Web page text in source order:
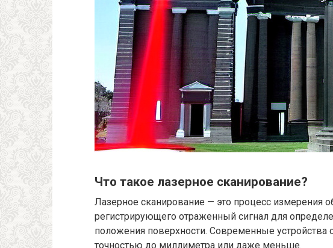
Что такое лазерное сканирование?
Лазерное сканирование — это процесс измерения
регистрирующего отраженный сигнал для
положения поверхности. Современные устройства
точностью до миллиметра или даже меньше.